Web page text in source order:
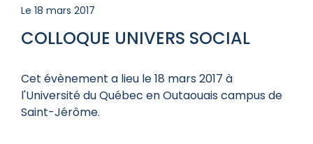
COLLOQUE UNIVERS SOCIAL
Le 18 mars 2017
Cet évènement a lieu le 18 mars 2017 à
l'Université du Québec en Outaouais campus de
Saint-Jérôme.